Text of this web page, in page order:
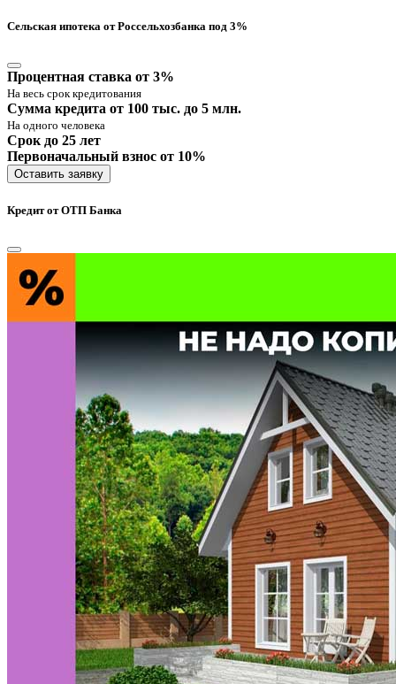
Сельская ипотека от Россельхозбанка под 3%
Процентная ставка от 3%
На весь срок кредитования
Сумма кредита от 100 тыс. до 5 млн.
На одного человека
Срок до 25 лет
Первоначальный взнос от 10%
Оставить заявку
Кредит от ОТП Банка